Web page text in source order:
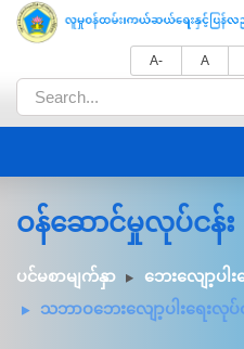
A- A
ဝန်ဆောင်မှုလုပ်ငန်း
ပင်မစာမျက်နှာ
ဘေးလျော့ပါး
သဘာဝဘေးလျော့ပါးရေးလုပ်င